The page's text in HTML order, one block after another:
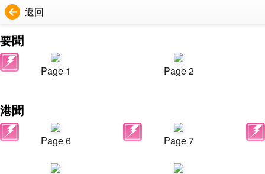
返回
要聞
Page 1 Page 2
港聞
Page 6 Page 7